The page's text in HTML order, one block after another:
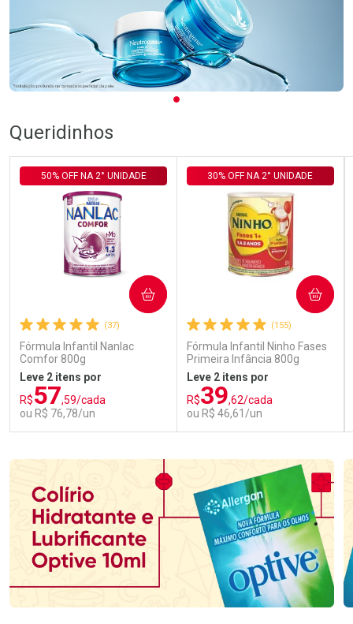
Queridinhos
(37)
Fórmula Infantil Nanlac
Comfor 800g
50% OFF NA 2° UNIDADE
Leve 2 itens por
R$57,59/cada
ou R$ 76,78/un
COMPRAR
(155)
Fórmula Infantil Ninho Fases
Primeira Infância 800g
30% OFF NA 2° UNIDADE
Leve 2 itens por
R$39,62/cada
ou R$ 46,61/un
COMPRAR
Laboratório
Por Menos